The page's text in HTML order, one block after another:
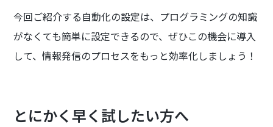
今回ご紹介する自動化の設定は、プログラミングの知識
がなくても簡単に設定できるので、ぜひこの機会に導入
して、情報発信のプロセスをもっと効率化しましょう！
とにかく早く試したい方へ